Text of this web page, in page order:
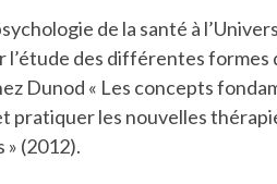
de la santé à
des différentes formes
Dunod « Les concepts
pratiquer les nouvelles
(2012).